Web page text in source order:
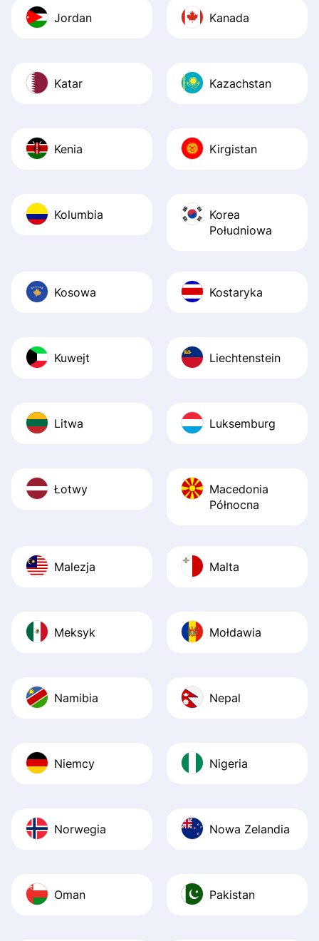
Jordan Kanada
Katar Kazachstan
Kenia Kirgistan
Kolumbia
Korea
Południowa
Kosowa Kostaryka
Kuwejt Liechtenstein
Litwa Luksemburg
Łotwy
Macedonia
Północna
Malezja Malta
Meksyk Mołdawia
Namibia Nepal
Niemcy Nigeria
Norwegia Nowa Zelandia
Oman Pakistan